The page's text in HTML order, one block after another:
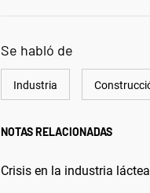
Se habló de
Industria
NOTAS RELACIONADAS
Crisis en la industria